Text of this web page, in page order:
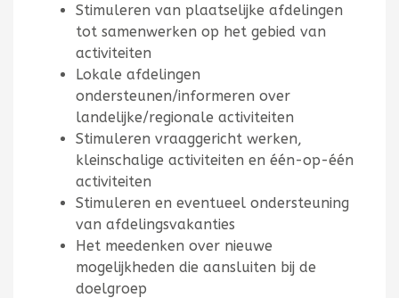
Stimuleren van plaatselijke afdelingen
tot samenwerken op het gebied van
activiteiten
Lokale afdelingen
ondersteunen/informeren over
landelijke/regionale activiteiten
Stimuleren vraaggericht werken,
kleinschalige activiteiten en één-op-één
activiteiten
Stimuleren en eventueel ondersteuning
van afdelingsvakanties
Het meedenken over nieuwe
mogelijkheden die aansluiten bij de
doelgroep